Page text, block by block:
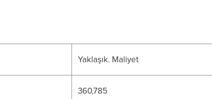
Yaklaşık. Maliyet
360,785